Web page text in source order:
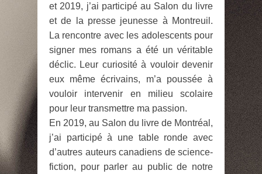
et 2019, j’ai participé au Salon du livre
et de la presse jeunesse à Montreuil.
La rencontre avec les adolescents pour
signer mes romans a été un véritable
déclic. Leur curiosité à vouloir devenir
eux même écrivains, m’a poussée à
vouloir intervenir en milieu scolaire
pour leur transmettre ma passion.
En 2019, au Salon du livre de Montréal,
j’ai participé à une table ronde avec
d’autres auteurs canadiens de science-
fiction, pour parler au public de notre